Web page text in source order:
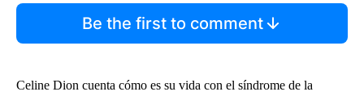
Be the first to comment
Celine Dion cuenta cómo es su vida con el síndrome de la